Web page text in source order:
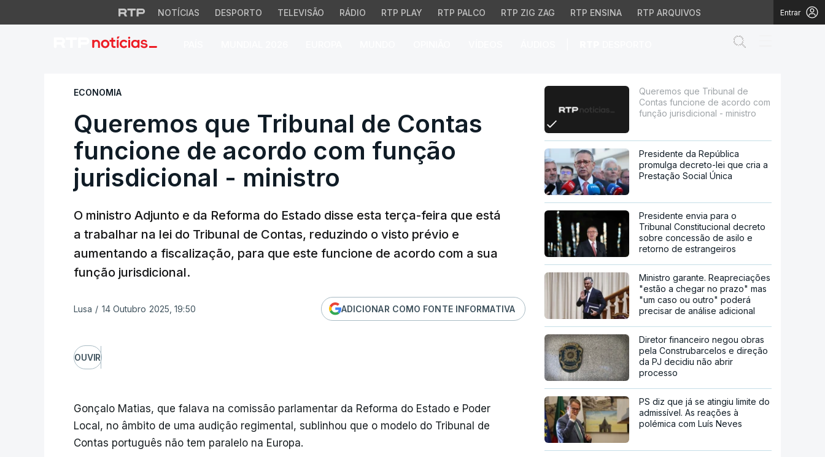
NOTÍCIAS DESPORTO TELEVISÃO RÁDIO RTP PLAY RTP PALCO RTP ZIG ZAG RTP ENSINA RTP ARQUIVOS Entrar
Queremos que Tribunal de Contas funcione de acordo com
ECONOMIA
Queremos que Tribunal de Contas
funcione de acordo com função
jurisdicional - ministro
O ministro Adjunto e da Reforma do Estado disse esta terça-feira que está
a trabalhar na lei do Tribunal de Contas, reduzindo o visto prévio e
aumentando a fiscalização, para que este funcione de acordo com a sua
função jurisdicional.
Lusa / 14 Outubro 2025, 19:50 ADICIONAR COMO FONTE INFORMATIVA
OUVIR
Gonçalo Matias, que falava na comissão parlamentar da Reforma do Estado e Poder
Local, no âmbito de uma audição regimental, sublinhou que o modelo do Tribunal de
Contas português não tem paralelo na Europa.
Queremos que Tribunal de
Contas funcione de acordo com
função jurisdicional - ministro
Presidente da República
promulga decreto-lei que cria a
Prestação Social Única
Presidente envia para o
Tribunal Constitucional decreto
sobre concessão de asilo e
retorno de estrangeiros
Ministro garante. Reapreciações
"estão a chegar no prazo" mas
"um caso ou outro" poderá
precisar de análise adicional
Diretor financeiro negou obras
pela Construbarcelos e direção
da PJ decidiu não abrir
processo
PS diz que já se atingiu limite do
admissível. As reações à
polémica com Luís Neves